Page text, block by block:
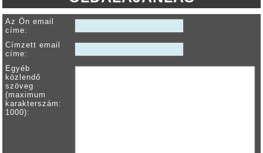
Az Ön email
címe:
Címzett email
címe:
Egyéb
közlendő
szöveg
(maximum
karakterszám:
1000):